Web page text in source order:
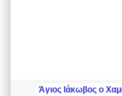
Άγιος Ιάκωβος o